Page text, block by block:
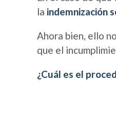
la indemnización
Ahora bien, ello
que el
¿Cuál es el